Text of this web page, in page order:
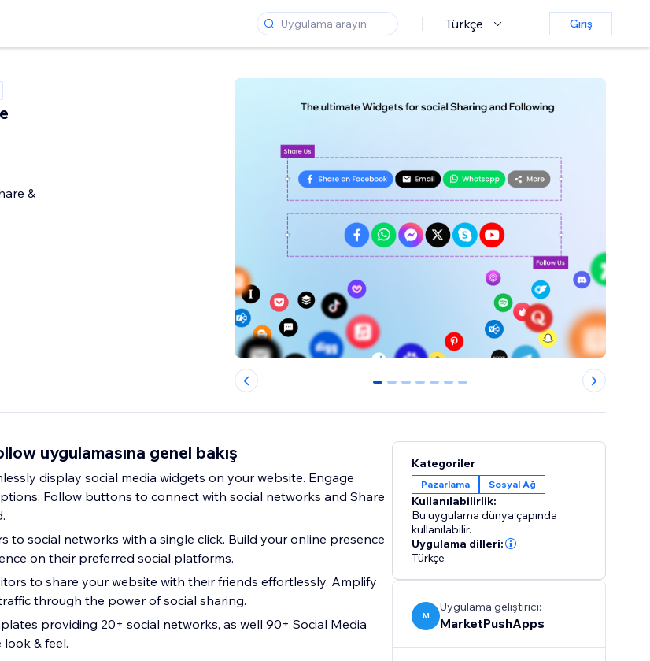
Türkçe Giriş
&
0 1 2 3 4 5 6
uygulamasına genel bakış
display social media widgets on your website. Engage
Follow buttons to connect with social networks and Share
to social networks with a single click. Build your online presence
on their preferred social platforms.
to share your website with their friends effortlessly. Amplify
through the power of social sharing.
providing 20+ social networks, as well 90+ Social Media
& feel.
Kategoriler
Pazarlama Sosyal Ağ
Kullanılabilirlik:
Bu uygulama dünya çapında
kullanılabilir.
Uygulama dilleri:
Türkçe
M
Uygulama geliştirici:
MarketPushApps